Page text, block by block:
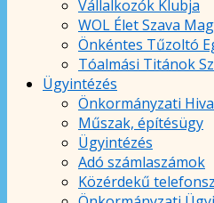
Vállalkozók Klubja
WOL Élet Szava
Önkéntes Tűzoltó
Tóalmási Titánok
Ügyintézés
Önkormányzati
Műszak, építésügy
Ügyintézés
Adó számlaszámok
Közérdekű